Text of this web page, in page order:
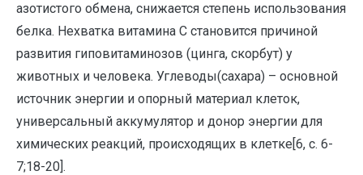
азотистого обмена, снижается степень использования
белка. Нехватка витамина С становится причиной
развития гиповитаминозов (цинга, скорбут) у
животных и человека. Углеводы(сахара) – основной
источник энергии и опорный материал клеток,
универсальный аккумулятор и донор энергии для
химических реакций, происходящих в клетке[6, с. 6-
7;18-20].